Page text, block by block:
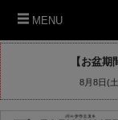
MENU
【お盆
8月8日(